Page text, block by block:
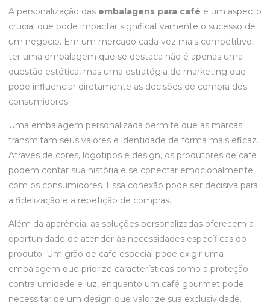
A personalização das embalagens para café é um aspecto
crucial que pode impactar significativamente o sucesso de
um negócio. Em um mercado cada vez mais competitivo,
ter uma embalagem que se destaca não é apenas uma
questão estética, mas uma estratégia de marketing que
pode influenciar diretamente as decisões de compra dos
consumidores.
Uma embalagem personalizada permite que as marcas
transmitam seus valores e identidade de forma mais eficaz.
Através de cores, logotipos e design, os produtores de café
podem contar sua história e se conectar emocionalmente
com os consumidores. Essa conexão pode ser decisiva para
a fidelização e a repetição de compras.
Além da aparência, as soluções personalizadas oferecem a
oportunidade de atender às necessidades específicas do
produto. Um grão de café especial pode exigir uma
embalagem que priorize características como a proteção
contra umidade e luz, enquanto um café gourmet pode
necessitar de um design que valorize sua exclusividade.